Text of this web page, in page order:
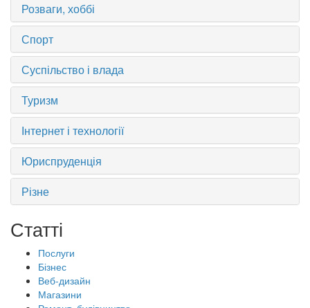
Розваги, хоббі
Спорт
Суспільство і влада
Туризм
Інтернет і технології
Юриспруденція
Різне
Статті
Послуги
Бізнес
Веб-дизайн
Магазини